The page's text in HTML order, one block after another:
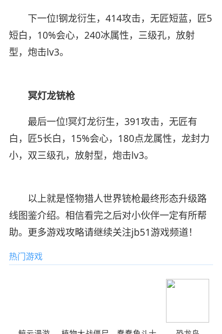
下一位!钢龙衍生，414攻击，无匠短蓝，匠5
短白，10%会心，240冰属性，三级孔，放射
型，炮击lv3。
冥灯龙铳枪
最后一位!冥灯龙衍生，391攻击，无匠有
白，匠5长白，15%会心，180点龙属性，龙封力
小，双三级孔，放射型，炮击lv3。
以上就是怪物猎人世界铳枪最终形态升级路
线图鉴介绍。相信看完之后对小伙伴一定有所帮
助。更多游戏攻略请继续关注jb51游戏频道！
热门游戏